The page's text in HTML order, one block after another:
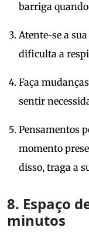
barriga
Atente-se a
dificulta a
Faça
sentir
Pensamentos
momento
disso, traga a
8. Espaço
minutos